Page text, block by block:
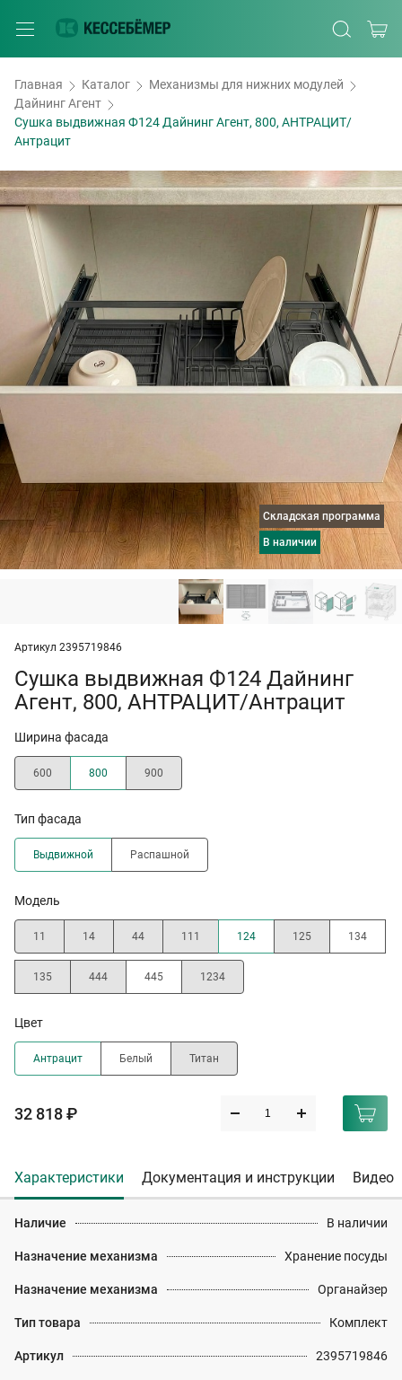
Главная Каталог
Механизмы для нижних модулей
Дайнинг Агент
Сушка выдвижная Ф124 Дайнинг Агент, 800, АНТРАЦИТ/
Антрацит
Складская программа
в наличии
Артикул 2395719846
Сушка выдвижная Ф124 Дайнинг
Агент, 800, АНТРАЦИТ/Антрацит
Ширина фасада
600 800 900
Тип фасада
Выдвижной Распашной
Модель
11 14 44 111 124 125 134
135 444 445 1234
Цвет
Антрацит Белый Титан
32 818 ₽
Характеристики Документация и инструкции Видео
Наличие В наличии
Назначение механизма Хранение посуды
Назначение механизма Органайзер
Тип товара Комплект
Артикул 2395719846